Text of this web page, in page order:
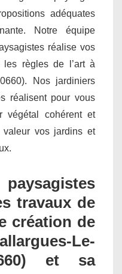
adéquates
Notre équipe
réalise vos
règles de l’art à
Nos jardiniers
réalisent pour vous
végétal cohérent et
valeur vos jardins et
travaux de
création de
Le-
et sa